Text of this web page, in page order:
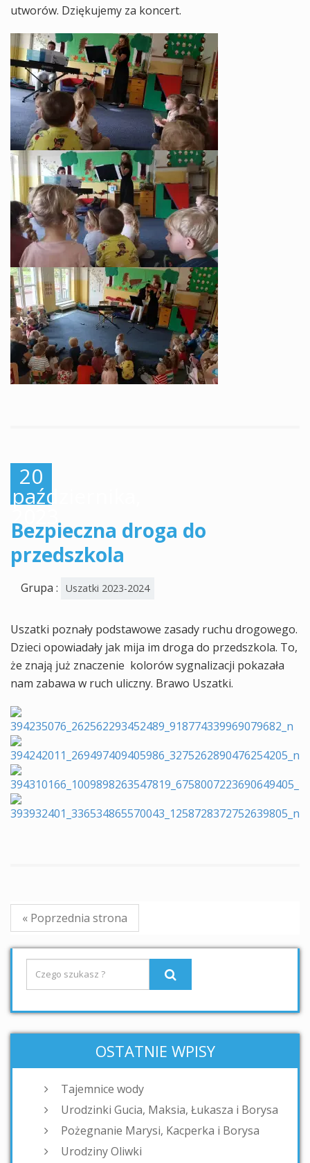
utworów. Dziękujemy za koncert.
20
października,
2023
Bezpieczna droga do
przedszkola
Grupa : Uszatki 2023-2024
Uszatki poznały podstawowe zasady ruchu drogowego.
Dzieci opowiadały jak mija im droga do przedszkola. To,
że znają już znaczenie kolorów sygnalizacji pokazała
nam zabawa w ruch uliczny. Brawo Uszatki.
« Poprzednia strona
OSTATNIE WPISY
Tajemnice wody
Urodzinki Gucia, Maksia, Łukasza i Borysa
Pożegnanie Marysi, Kacperka i Borysa
Urodziny Oliwki